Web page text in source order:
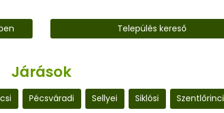
Település kereső
Járások
Pécsváradi Sellyei Siklósi Szentlőrinci